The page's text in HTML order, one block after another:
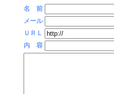
名 前
メール
ＵＲＬ
内 容